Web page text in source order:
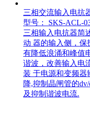
三相交流输入电抗
型号： SKS-ACL-
三相输入电抗器简
动 器的输入侧，保
有降低浪涌和峰值
谐波，改善输入电
装 于电源和变频器
降,抑制晶闸管的
及抑制谐波电流.